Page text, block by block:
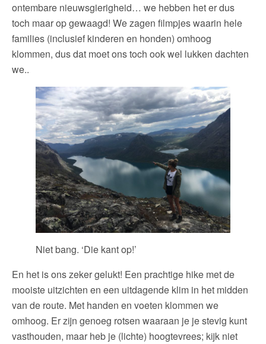
ontembare nieuwsgierigheid… we hebben het er dus
toch maar op gewaagd! We zagen filmpjes waarin hele
families (inclusief kinderen en honden) omhoog
klommen, dus dat moet ons toch ook wel lukken dachten
we..
Niet bang. ‘Die kant op!’
En het is ons zeker gelukt! Een prachtige hike met de
mooiste uitzichten en een uitdagende klim in het midden
van de route. Met handen en voeten klommen we
omhoog. Er zijn genoeg rotsen waaraan je je stevig kunt
vasthouden, maar heb je (lichte) hoogtevrees; kijk niet